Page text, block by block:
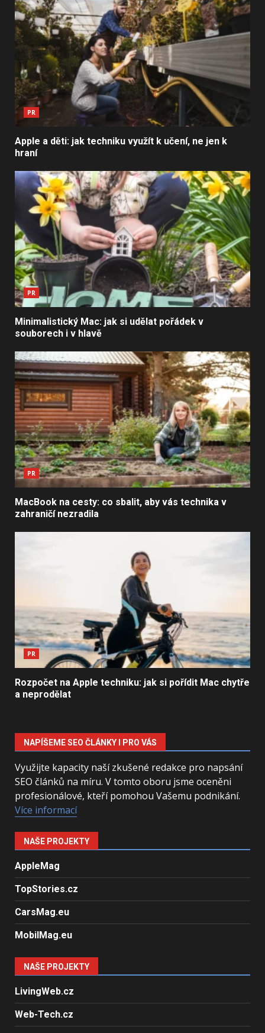
PR
Apple a děti: jak techniku využít k učení, ne jen k
hraní
PR
Minimalistický Mac: jak si udělat pořádek v
souborech i v hlavě
PR
MacBook na cesty: co sbalit, aby vás technika v
zahraničí nezradila
PR
Rozpočet na Apple techniku: jak si pořídit Mac chytře
a neprodělat
NAPÍŠEME SEO ČLÁNKY I PRO VÁS
Využijte kapacity naší zkušené redakce pro napsání
SEO článků na míru. V tomto oboru jsme oceněni
profesionálové, kteří pomohou Vašemu podnikání.
Více informací
NAŠE PROJEKTY
AppleMag
TopStories.cz
CarsMag.eu
MobilMag.eu
NAŠE PROJEKTY
LivingWeb.cz
Web-Tech.cz